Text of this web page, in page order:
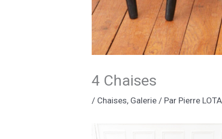
4 Chaises
/ Chaises, Galerie / Par Pierre LOTA